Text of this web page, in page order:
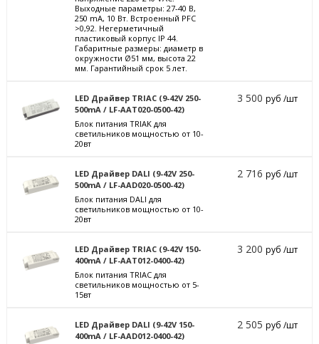
Выходные параметры: 27-40 В,
250 mА, 10 Вт. Встроенный PFC
>0,92. Негерметичный
пластиковый корпус IP 44.
Габаритные размеры: диаметр в
окружности Ø51 мм, высота 22
мм. Гарантийный срок 5 лет.
LED Драйвер TRIAC (9-42V 250-
500mA / LF-AAT020-0500-42)
Блок питания TRIAK для
светильников мощностью от 10-
20вт
3 500руб /шт
LED Драйвер DALI (9-42V 250-
500mA / LF-AAD020-0500-42)
Блок питания DALI для
светильников мощностью от 10-
20вт
2 716руб /шт
LED Драйвер TRIAC (9-42V 150-
400mA / LF-AAT012-0400-42)
Блок питания TRIAC для
светильников мощностью от 5-
15вт
3 200руб /шт
LED Драйвер DALI (9-42V 150-
400mA / LF-AAD012-0400-42)
2 505руб /шт